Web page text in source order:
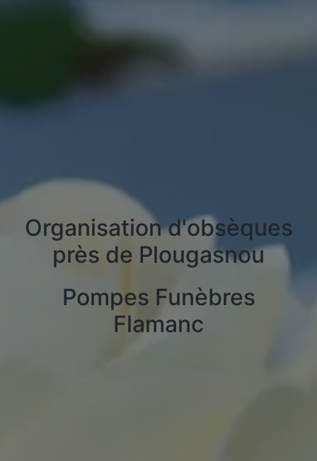
Organisation d'obsèques
près de Plougasnou
Pompes Funèbres
Flamanc